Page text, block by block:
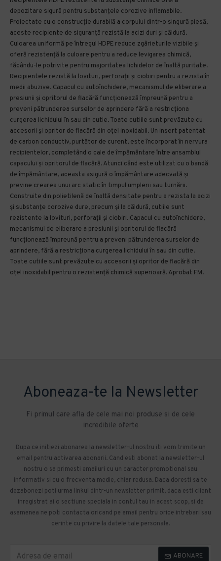
depozitare sigură pentru substanțele corozive inflamabile.
Proiectate cu o construcție durabilă a corpului dintr-o singură piesă,
aceste recipiente de siguranță rezistă la acizi duri și căldură.
Culoarea uniformă pe întregul HDPE reduce zgârieturile vizibile și
oferă rezistență la culoare pentru a reduce levigarea chimică,
făcându-le potrivite pentru majoritatea lichidelor de înaltă puritate.
Recipientele rezistă la lovituri, perforații și ciobiri pentru a rezista în
medii abuzive. Capacul cu autoînchidere, mecanismul de eliberare a
presiunii și opritorul de flacără funcționează împreună pentru a
preveni pătrunderea surselor de aprindere fără a restricționa
curgerea lichidului în sau din cutie. Toate cutiile sunt prevăzute cu
accesorii și opritor de flacără din oțel inoxidabil. Un insert patentat
de carbon conductiv, purtător de curent, este încorporat în nervura
recipientelor, completând o cale de împământare între ansamblul
capacului și opritorul de flacără. Atunci când este utilizat cu o bandă
de împământare, aceasta asigură o împământare adecvată și
previne crearea unui arc static în timpul umplerii sau turnării.
Construite din polietilenă de înaltă densitate pentru a rezista la acizi
și substanțe corozive dure, precum și la căldură, cutiile sunt
rezistente la lovituri, perforații și ciobiri. Capacul cu autoînchidere,
mecanismul de eliberare a presiunii și opritorul de flacără
funcționează împreună pentru a preveni pătrunderea surselor de
aprindere, fără a restricționa curgerea lichidului în sau din cutie.
Toate cutiile sunt prevăzute cu accesorii și opritor de flacără din
oțel inoxidabil pentru o rezistență chimică superioară. Aprobat FM.
Aboneaza-te la Newsletter
Fi primul care afla de cele mai noi produse si de cele
incredibile oferte
Dupa ce initiezi abonarea la newsletter-ul nostru iti vom trimite un
email pentru activarea abonarii. Cand esti abonat la newsletter-ul
nostru o sa primesti emailuri cu un caracter promotional sau
informativ si cu o frecventa medie, chiar redusa. Daca doresti sa te
dezabonezi poti urma linkul dintr-un newsletter primit, daca esti client
inregistrat ai o sectiune speciala in contul tau in acest scop, si de
asemenea ne poti contacta oricand pe email pentru orice intrebari sau
cerinte cu privire la datele tale personale.
ABONARE